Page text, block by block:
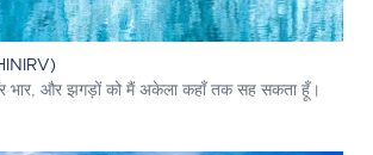
भार, और झगड़ों को मैं अकेला कहाँ तक सह सकता हूँ।